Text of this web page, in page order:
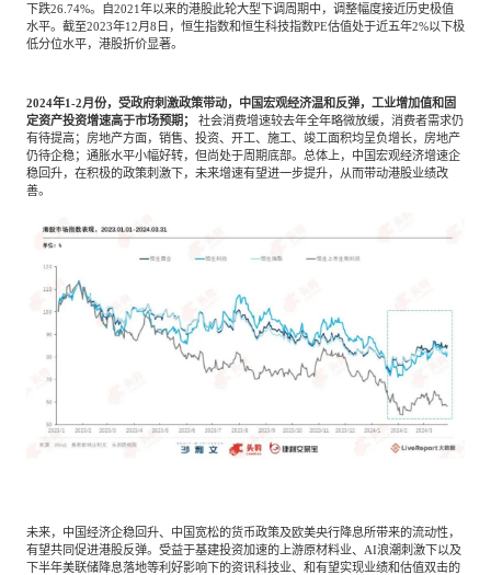
下跌26.74%。自2021年以来的港股此轮大型下调周期中，调整幅度接近历史极值
水平。截至2023年12月8日，恒生指数和恒生科技指数PE估值处于近五年2%以下极
低分位水平，港股折价显著。
2024年1-2月份，受政府刺激政策带动，中国宏观经济温和反弹，工业增加值和固
定资产投资增速高于市场预期；
社会消费增速较去年全年略微放缓，消费者需求仍
有待提高；房地产方面，销售、投资、开工、施工、竣工面积均呈负增长，房地产
仍待企稳；通胀水平小幅好转，但尚处于周期底部。总体上，中国宏观经济增速企
稳回升，在积极的政策刺激下，未来增速有望进一步提升，从而带动港股业绩改
善。
未来，中国经济企稳回升、中国宽松的货币政策及欧美央行降息所带来的流动性，
有望共同促进港股反弹。受益于基建投资加速的上游原材料业、
AI浪潮刺激下以及
下半年美联储降息落地等利好影响下的资讯科技业、和有望实现业绩和估值双击的